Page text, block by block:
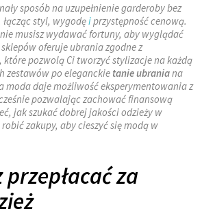
sposób na uzupełnienie garderoby bez
styl, wygodęiprzystępność cenową.
musisz wydawać fortuny, aby wyglądać
oferuje ubrania zgodne z
pozwolą Ci tworzyć stylizacje na każdą
zestawów po eleganckie tanie ubraniana
moda daje możliwość eksperymentowania z
pozwalając zachować finansową
jak szukać dobrej jakości odzieży w
zakupy, aby cieszyć się modą w
za